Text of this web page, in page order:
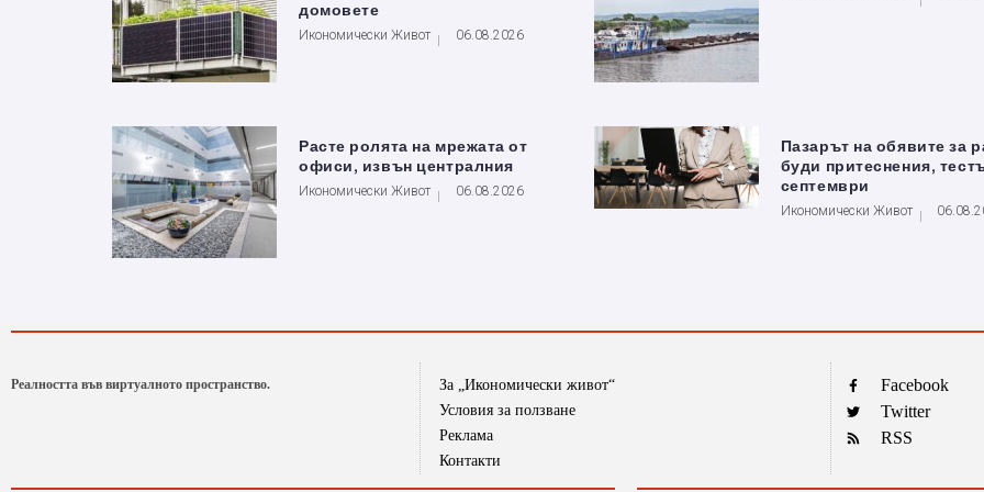
домовете
Икономически Живот 06.08.2026
Расте ролята на мрежата от
офиси, извън централния
Икономически Живот 06.08.2026
Пазарът на обявите за
буди притеснения,
септември
Икономически Живот
Реалността във виртуалното пространство.
За „Икономически живот“
Условия за ползване
Реклама
Контакти
Facebook
Twitter
RSS